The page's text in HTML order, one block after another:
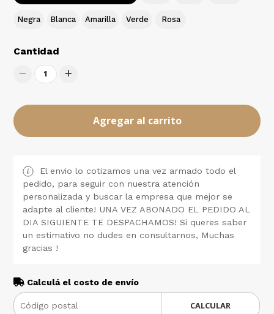
Negra Blanca Amarilla Verde Rosa
Cantidad
1
Agregar al carrito
El envio lo cotizamos una vez armado todo el
pedido, para seguir con nuestra atención
personalizada y buscar la empresa que mejor se
adapte al cliente! UNA VEZ ABONADO EL PEDIDO AL
DIA SIGUIENTE TE DESPACHAMOS! Si queres saber
un estimativo no dudes en consultarnos, Muchas
gracias !
Calculá el costo de envío
CALCULAR